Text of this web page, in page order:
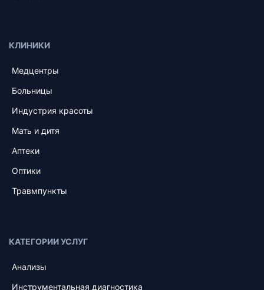
КЛИНИКИ
Медцентры
Больницы
Индустрия красоты
Мать и дитя
Аптеки
Оптики
Травмпункты
КАТЕГОРИИ УСЛУГ
Анализы
Инструментальная диагностика